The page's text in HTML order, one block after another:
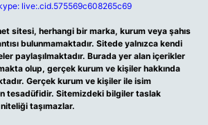
live:.cid.575569c608265c69
sitesi, herhangi bir marka, kurum veya şahıs
bulunmamaktadır. Sitede yalnızca kendi
paylaşılmaktadır. Burada yer alan içerikler
olup, gerçek kurum ve kişiler hakkında
Gerçek kurum ve kişiler ile isim
tesadüfidir. Sitemizdeki bilgiler taslak
taşımazlar.